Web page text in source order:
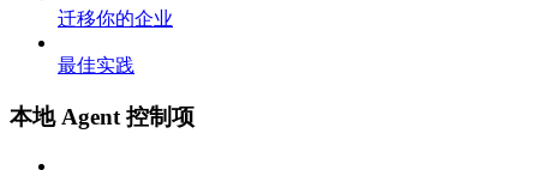
迁移你的企业
最佳实践
本地 Agent 控制项